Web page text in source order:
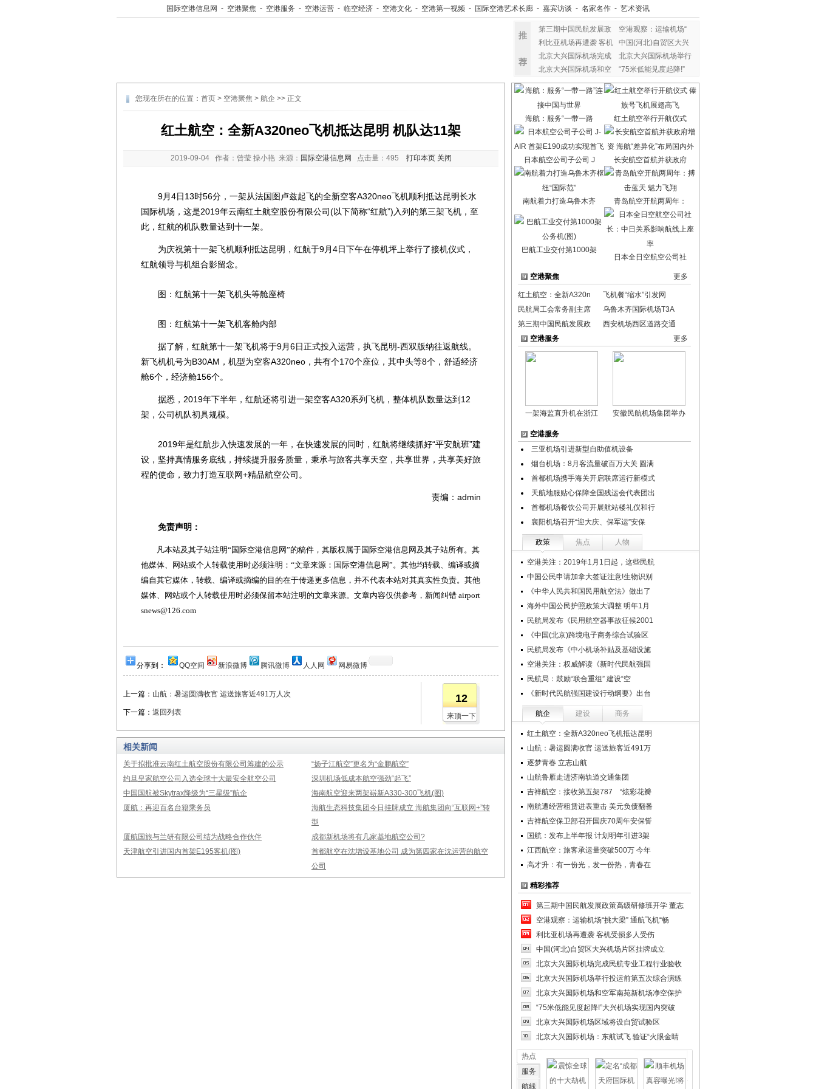
国际空港信息网 - 空港聚焦 - 空港服务 - 空港运营 - 临空经济 - 空港文化 - 空港第一视频 - 国际空港艺术长廊 - 嘉宾访谈 - 名家名作 - 艺术资讯
推
荐
第三期中国民航发展政
空港观察：运输机场“
利比亚机场再遭袭 客机
中国(河北)自贸区大兴
北京大兴国际机场完成
北京大兴国际机场举行
北京大兴国际机场和空
“75米低能见度起降!”
您现在所在的位置： 首页 > 空港聚焦 > 航企 >> 正文
红土航空：全新A320neo飞机抵达昆明 机队达11架
2019-09-04 作者：曾莹 操小艳 来源： 国际空港信息网 点击量： 495 打印本页 关闭
9月4日13时56分，一架从法国图卢兹起飞的全新空客A320neo飞机顺利抵达昆明长水
国际机场，这是2019年云南红土航空股份有限公司(以下简称“红航”)入列的第三架飞机，至
此，红航的机队数量达到十一架。
为庆祝第十一架飞机顺利抵达昆明，红航于9月4日下午在停机坪上举行了接机仪式，
红航领导与机组合影留念。
图：红航第十一架飞机头等舱座椅
图：红航第十一架飞机客舱内部
据了解，红航第十一架飞机将于9月6日正式投入运营，执飞昆明-西双版纳往返航线。
新飞机机号为B30AM，机型为空客A320neo，共有个170个座位，其中头等8个，舒适经济
舱6个，经济舱156个。
据悉，2019年下半年，红航还将引进一架空客A320系列飞机，整体机队数量达到12
架，公司机队初具规模。
2019年是红航步入快速发展的一年，在快速发展的同时，红航将继续抓好“平安航班”建
设，坚持真情服务底线，持续提升服务质量，秉承与旅客共享天空，共享世界，共享美好旅
程的使命，致力打造互联网+精品航空公司。
责编：admin
免责声明：
凡本站及其子站注明“国际空港信息网”的稿件，其版权属于国际空港信息网及其子站所有。其
他媒体、网站或个人转载使用时必须注明：“文章来源：国际空港信息网”。其他均转载、编译或摘
编自其它媒体，转载、编译或摘编的目的在于传递更多信息，并不代表本站对其真实性负责。其他
媒体、网站或个人转载使用时必须保留本站注明的文章来源。文章内容仅供参考，新闻纠错 airport
snews@126.com
分享到： QQ空间 新浪微博 腾讯微博 人人网 网易微博
上一篇： 山航：暑运圆满收官 运送旅客近491万人次
下一篇： 返回列表
12
来顶一下
相关新闻
关于拟批准云南红土航空股份有限公司筹建的公示
“扬子江航空”更名为“金鹏航空”
约旦皇家航空公司入选全球十大最安全航空公司
深圳机场低成本航空强劲“起飞”
中国国航被Skytrax降级为“三星级”航企
海南航空迎来两架崭新A330-300飞机(图)
厦航：再迎百名台籍乘务员
海航生态科技集团今日挂牌成立 海航集团向“互联网+”转
型
厦航国旅与兰研有限公司结为战略合作伙伴
成都新机场将有几家基地航空公司?
天津航空引进国内首架E195客机(图)
首都航空在沈增设基地公司 成为第四家在沈运营的航空
公司
海航：服务“一带一路 红土航空举行开航仪式
日本航空公司子公司 J 长安航空首航并获政府
南航着力打造乌鲁木齐 青岛航空开航两周年：
巴航工业交付第1000架
日本全日空航空公司社
空港聚焦 更多
红土航空：全新A320n
飞机餐“缩水”引发网
民航局工会常务副主席
乌鲁木齐国际机场T3A
第三期中国民航发展政
西安机场西区道路交通
空港服务
更多
一架海监直升机在浙江 安徽民航机场集团举办
空港服务
三亚机场引进新型自助值机设备
烟台机场：8月客流量破百万大关 圆满
首都机场携手海关开启联席运行新模式
天航地服贴心保障全国残运会代表团出
首都机场餐饮公司开展航站楼礼仪和行
襄阳机场召开“迎大庆、保军运”安保
政策 焦点 人物
空港关注：2019年1月1日起，这些民航
中国公民申请加拿大签证注意!生物识别
《中华人民共和国民用航空法》做出了
海外中国公民护照政策大调整 明年1月
民航局发布《民用航空器事故征候2001
《中国(北京)跨境电子商务综合试验区
民航局发布《中小机场补贴及基础设施
空港关注：权威解读《新时代民航强国
民航局：鼓励“联合重组” 建设“空
《新时代民航强国建设行动纲要》出台
航企 建设 商务
红土航空：全新A320neo飞机抵达昆明
山航：暑运圆满收官 运送旅客近491万
逐梦青春 立志山航
山航鲁雁走进济南轨道交通集团
吉祥航空：接收第五架787 “炫彩花瓣
南航遭经营租赁进表重击 美元负债翻番
吉祥航空保卫部召开国庆70周年安保誓
国航：发布上半年报 计划明年引进3架
江西航空：旅客承运量突破500万 今年
高才升：有一份光，发一份热，青春在
精彩推荐
第三期中国民航发展政策高级研修班开学 董志
空港观察：运输机场“挑大梁” 通航飞机“畅
利比亚机场再遭袭 客机受损多人受伤
中国(河北)自贸区大兴机场片区挂牌成立
北京大兴国际机场完成民航专业工程行业验收
北京大兴国际机场举行投运前第五次综合演练
北京大兴国际机场和空军南苑新机场净空保护
“75米低能见度起降!”大兴机场实现国内突破
北京大兴国际机场区域将设自贸试验区
北京大兴国际机场：东航试飞 验证“火眼金睛
热点
服务
航线